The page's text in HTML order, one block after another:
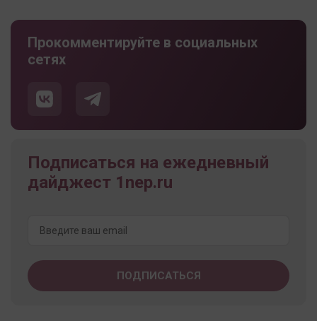
Прокомментируйте в социальных
сетях
Подписаться на ежедневный
дайджест 1nep.ru